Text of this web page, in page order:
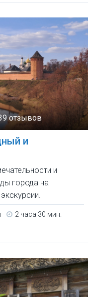
отзывов
и
и
города на
2 часа 30 мин.